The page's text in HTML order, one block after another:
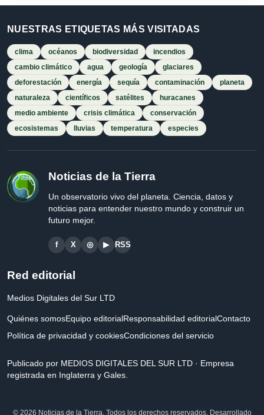
NUESTRAS ETIQUETAS MÁS VISITADAS
clima océanos biodiversidad
incendios
cambio climático
agua geología
glaciares
deforestación
energía sequía contaminación
planeta
naturaleza
científicos satélites
huracanes
medio ambiente
crisis climática
conservación
ecosistemas
lluvias temperatura especies
Noticias de la Tierra
Un observatorio vivo del planeta. Ciencia, datos y
noticias para entender nuestro mundo y construir un
futuro mejor.
f X ◎ ▶ RSS
Red editorial
Medios Digitales del Sur LTD
Quiénes somosEquipo editorialResponsabilidad editorialContacto
Política de privacidad y cookiesCondiciones del servicio
Publicado por MEDIOS DIGITALES DEL SUR LTD · Empresa
registrada en Inglaterra y Gales.
© 2026 Noticias de la Tierra. Todos los derechos reservados. Desarrollado